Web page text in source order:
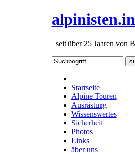
seit über 25 Jahren von
Startseite
Alpine Touren
Ausrästung
Wissenswertes
Sicherheit
Photos
Links
äber uns